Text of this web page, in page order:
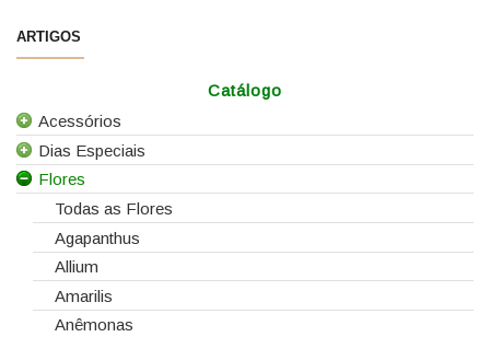
ARTIGOS
Catálogo
Acessórios
Todos os Acessórios
Alfinetes
Arames
Caixas e Sacos
Cartões e Etiquetas
Cola Fria
Corantes
Dias Especiais
25 de Abril
Casamentos
Dia da Mãe
Dia da Mulher
Dia de Todos os Santos (1 de Novembro)
Dia dos Namorados
Flores
Todas as Flores
Agapanthus
Allium
Amarilis
Anêmonas